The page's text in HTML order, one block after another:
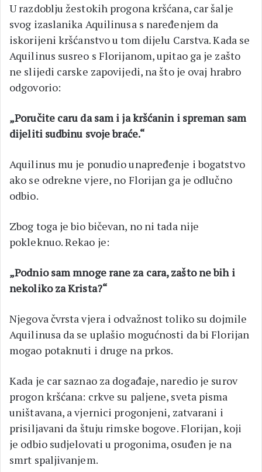
U razdoblju žestokih progona kršćana, car šalje
svog izaslanika Aquilinusa s naređenjem da
iskorijeni kršćanstvo u tom dijelu Carstva. Kada se
Aquilinus susreo s Florijanom, upitao ga je zašto
ne slijedi carske zapovijedi, na što je ovaj hrabro
odgovorio:
„Poručite caru da sam i ja kršćanin i spreman sam
dijeliti sudbinu svoje braće.“
Aquilinus mu je ponudio unapređenje i bogatstvo
ako se odrekne vjere, no Florijan ga je odlučno
odbio.
Zbog toga je bio bičevan, no ni tada nije
pokleknuo. Rekao je:
„Podnio sam mnoge rane za cara, zašto ne bih i
nekoliko za Krista?“
Njegova čvrsta vjera i odvažnost toliko su dojmile
Aquilinusa da se uplašio mogućnosti da bi Florijan
mogao potaknuti i druge na prkos.
Kada je car saznao za događaje, naredio je surov
progon kršćana: crkve su paljene, sveta pisma
uništavana, a vjernici progonjeni, zatvarani i
prisiljavani da štuju rimske bogove. Florijan, koji
je odbio sudjelovati u progonima, osuđen je na
smrt spaljivanjem.